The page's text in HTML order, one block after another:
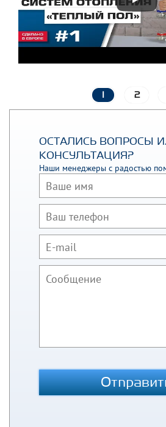
2
ОСТАЛИСЬ ВОПРОСЫ
КОНСУЛЬТАЦИЯ?
Наши менеджеры с радостью